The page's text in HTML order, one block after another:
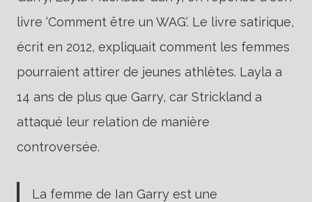
livre ‘Comment être un WAG‘. Le livre satirique,
écrit en 2012, expliquait comment les femmes
pourraient attirer de jeunes athlètes. Layla a
14 ans de plus que Garry, car Strickland a
attaqué leur relation de manière
controversée.
La femme de Ian Garry est une